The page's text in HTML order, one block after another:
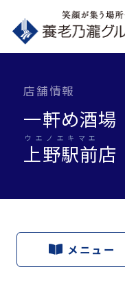
店舗情報
一軒め酒場
上野駅前
ウエノエキマエ
店
メニュー